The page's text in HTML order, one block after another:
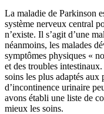
La maladie de Parkinson
système nerveux central
n’existe. Il s’agit d’une
néanmoins, les malades
symptômes physiques «
et des troubles
soins les plus adaptés aux
d’incontinence urinaire
avons établi une liste de
mieux les soins.